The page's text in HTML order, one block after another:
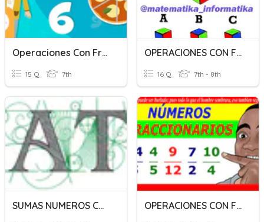
Operaciones Con Fracciones
15 Q 7th
OPERACIONES CON FRACCIONES
16 Q 7th - 8th
SUMAS NUMEROS CON SIGNO OPERACIONES CON FRACCIONES 1ºESO